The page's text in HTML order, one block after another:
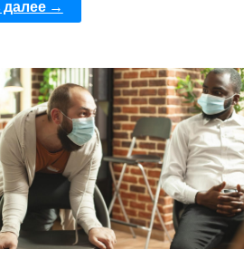
далее →